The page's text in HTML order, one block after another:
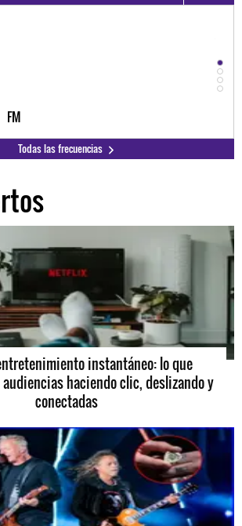
FM
Todas las frecuencias
instantáneo: lo que
haciendo clic, deslizando y
conectadas